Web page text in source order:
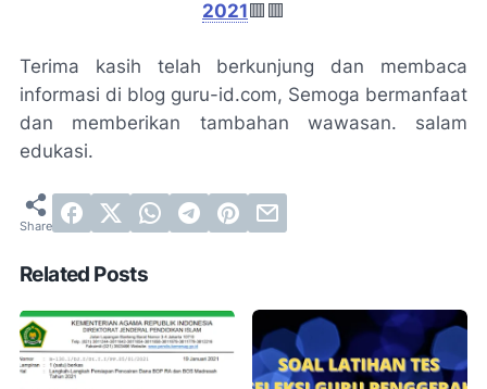
2021🟥🟥
Terima kasih telah berkunjung dan membaca
informasi di blog guru-id.com, Semoga bermanfaat
dan memberikan tambahan wawasan. salam
edukasi.
Related Posts